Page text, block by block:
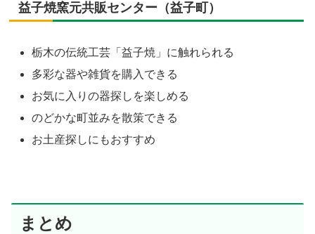
益子焼窯元共販センター（益子町）
栃木の伝統工芸「益子焼」に触れられる
多彩な器や雑貨を購入できる
お気に入りの器探しを楽しめる
のどかな町並みを散策できる
お土産探しにもおすすめ
まとめ